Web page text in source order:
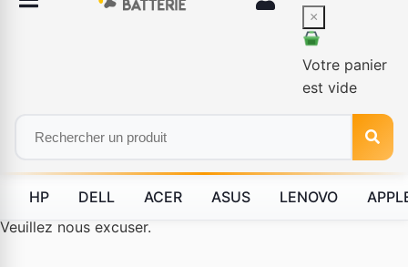
×
Votre panier
est vide
HP DELL ACER ASUS LENOVO
Le produit #BLD--12232 n'est plus disponible à la vente.
Veuillez nous excuser.